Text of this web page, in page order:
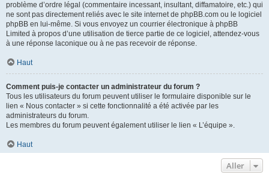
problème d’ordre légal (commentaire incessant, insultant, diffamatoire, etc.) qui
ne sont pas directement reliés avec le site internet de phpBB.com ou le logiciel
phpBB en lui-même. Si vous envoyez un courrier électronique à phpBB
Limited à propos d’une utilisation de tierce partie de ce logiciel, attendez-vous
à une réponse laconique ou à ne pas recevoir de réponse.
Haut
Comment puis-je contacter un administrateur du forum ?
Tous les utilisateurs du forum peuvent utiliser le formulaire disponible sur le
lien « Nous contacter » si cette fonctionnalité a été activée par les
administrateurs du forum.
Les membres du forum peuvent également utiliser le lien « L’équipe ».
Haut
Aller